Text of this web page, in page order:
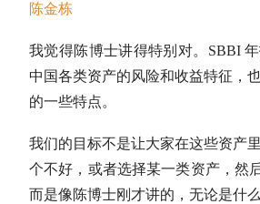
陈金栋
我觉得陈博士讲得特别对。SBBI
中国各类资产的风险和收益特征，
的一些特点。
我们的目标不是让大家在这些资产
个不好，或者选择某一类资产，然
而是像陈博士刚才讲的，无论是什